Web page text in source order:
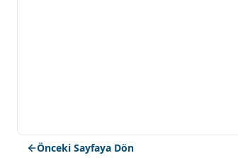
Önceki Sayfaya Dön